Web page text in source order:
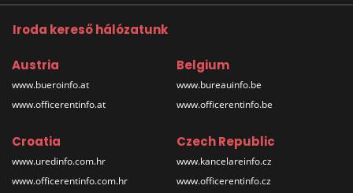
Iroda kereső hálózatunk
Austria
www.bueroinfo.at
www.officerentinfo.at
Belgium
www.bureauinfo.be
www.officerentinfo.be
Croatia
www.uredinfo.com.hr
www.officerentinfo.com.hr
Czech Republic
www.kancelareinfo.cz
www.officerentinfo.cz